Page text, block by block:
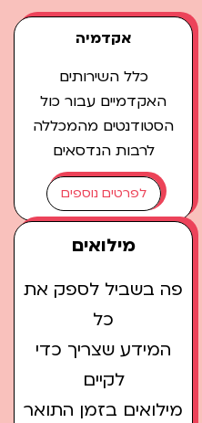
אקדמיה
כלל השירותים
עבור כול
מהמכללה
לרבות הנדסאים
לפרטים נוספים
מילואים
בשביל לספק את
שצריך כדי
לקיים
בזמן התואר